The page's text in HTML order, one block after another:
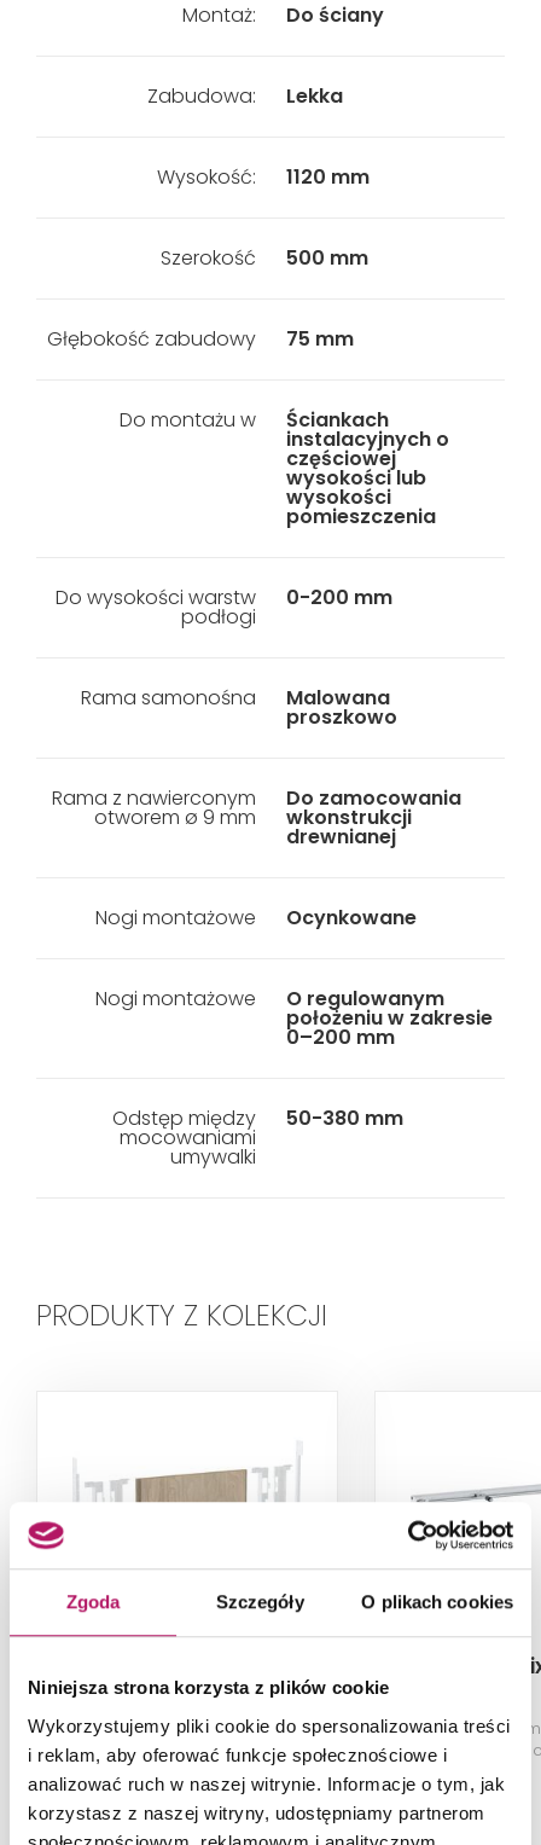
Zgoda Szczegóły O plikach cookies
Niniejsza strona korzysta z plików cookie
Wykorzystujemy pliki cookie do spersonalizowania treści
i reklam, aby oferować funkcje społecznościowe i
analizować ruch w naszej witrynie. Informacje o tym, jak
korzystasz z naszej witryny, udostępniamy partnerom
Montaż: Do ściany
Zabudowa: Lekka
Wysokość: 1120 mm
Szerokość 500 mm
Głębokość zabudowy 75 mm
Do montażu w Ściankach
instalacyjnych o
częściowej
wysokości lub
wysokości
pomieszczenia
Do wysokości warstw
podłogi
0-200 mm
Rama samonośna Malowana
proszkowo
Rama z nawierconym
otworem ø 9 mm
Do zamocowania
wkonstrukcji
drewnianej
Nogi montażowe Ocynkowane
Nogi montażowe O regulowanym
położeniu w zakresie
0–200 mm
Odstęp między
mocowaniami
umywalki
50-380 mm
PRODUKTY Z KOLEKCJI
111.056.00.1
Płyta montażowa Geberit Duofix
do umywalki z szafką pod
umywalkę i dwoma bateriami z
wylewką
Geberit
Trawers do
elementów
odstęp